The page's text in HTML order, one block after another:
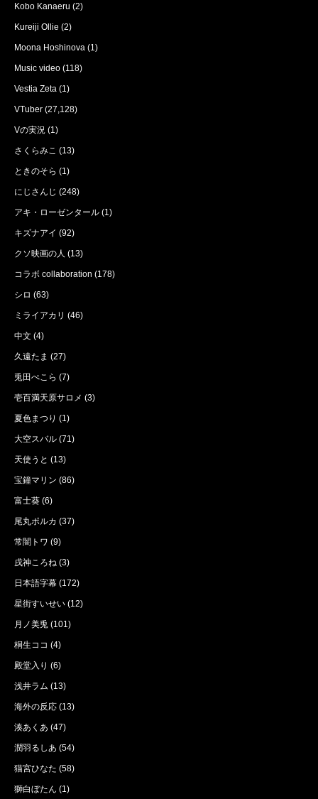
Kobo Kanaeru (2)
Kureiji Ollie (2)
Moona Hoshinova (1)
Music video (118)
Vestia Zeta (1)
VTuber (27,128)
Vの実況 (1)
さくらみこ (13)
ときのそら (1)
にじさんじ (248)
アキ・ローゼンタール (1)
キズナアイ (92)
クソ映画の人 (13)
コラボ collaboration (178)
シロ (63)
ミライアカリ (46)
中文 (4)
久遠たま (27)
兎田ぺこら (7)
壱百満天原サロメ (3)
夏色まつり (1)
大空スバル (71)
天使うと (13)
宝鐘マリン (86)
富士葵 (6)
尾丸ポルカ (37)
常闇トワ (9)
戌神ころね (3)
日本語字幕 (172)
星街すいせい (12)
月ノ美兎 (101)
桐生ココ (4)
殿堂入り (6)
浅井ラム (13)
海外の反応 (13)
湊あくあ (47)
潤羽るしあ (54)
猫宮ひなた (58)
獅白ぼたん (1)